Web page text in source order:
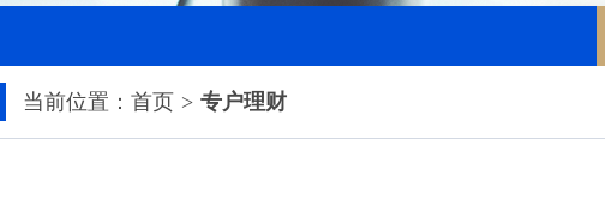
当前位置： 首页 专户理财